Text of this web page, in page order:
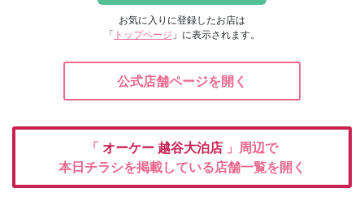
お気に入りに登録したお店は
「 トップページ 」に表示されます。
公式店舗ページを開く
「 オーケー 越谷大泊店 」周辺で
本日チラシを掲載している店舗一覧を開く